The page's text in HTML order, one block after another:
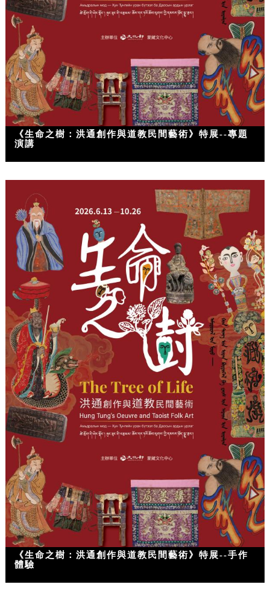
《生命之樹：洪通創作與道教民間藝術》特展--專題
演講
《生命之樹：洪通創作與道教民間藝術》特展--手作
體驗